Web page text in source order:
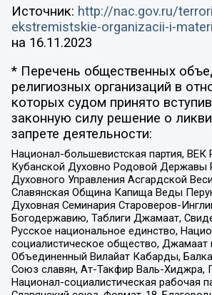
Источник: http://nac.gov.ru/
ekstremistskie-organizacii-i-
на 16.11.2023
* Перечень общественных
религиозных организаций в
которых судом принято
законную силу решение о
запрете деятельности:
Национал-большевистская партия, ВЕК
Кубанской Духовно Родовой Державы
Духовного Управления Асгардской
Славянская Община Капища Веды
Духовная Семинария Староверов-
Богодержавию, Таблиги Джамаат,
Русское национальное единство,
социалистическое общество, Джамаат
Объединенный Вилайат Кабарды,
Союз славян, Ат-Такфир Валь-Хиджра,
Национал-социалистическая рабочая